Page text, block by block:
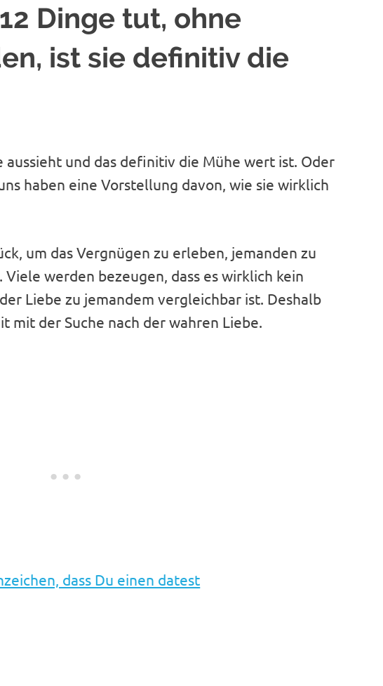
Dinge tut, ohne
ist sie definitiv die
aussieht und das definitiv die Mühe wert ist. Oder
haben eine Vorstellung davon, wie sie wirklich
um das Vergnügen zu erleben, jemanden zu
werden bezeugen, dass es wirklich kein
Liebe zu jemandem vergleichbar ist. Deshalb
mit der Suche nach der wahren Liebe.
dass Du einen datest